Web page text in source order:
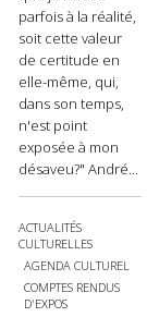
parfois à la réalité,
soit cette valeur
de certitude en
elle-même, qui,
dans son temps,
n'est point
exposée à mon
désaveu?" André...
ACTUALITÉS
CULTURELLES
AGENDA CULTUREL
COMPTES RENDUS
D'EXPOS